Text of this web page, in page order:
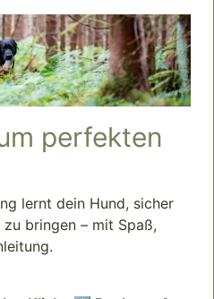
perfekten
lernt dein Hund, sicher
bringen – mit Spaß,